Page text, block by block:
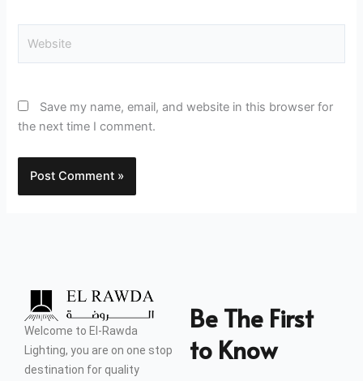
Save my name, email, and website in this browser for
the next time I comment.
Welcome to El-Rawda
Lighting, you are on one stop
destination for quality
Be The First
to Know